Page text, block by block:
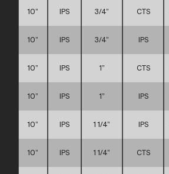
10” IPS 3/4” CTS
10” IPS 3/4” IPS
10” IPS 1” CTS
10” IPS 1” IPS
10” IPS 1 1/4” IPS
10” IPS 1 1/4” CTS